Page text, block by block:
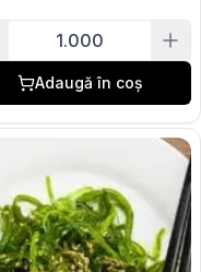
1.000
Adaugă în coș